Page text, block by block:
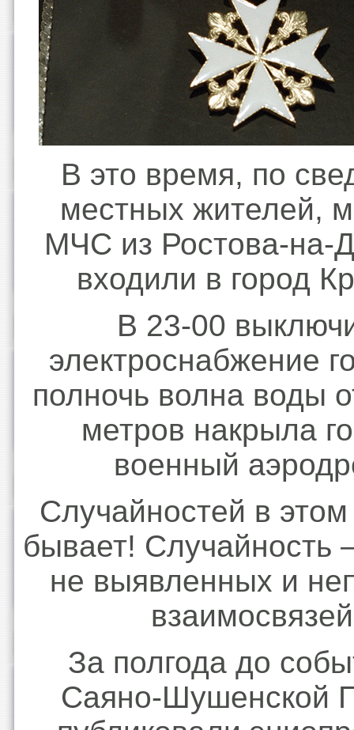
В это время, по
местных жителей,
МЧС из Ростова-на-
входили в город
В 23-00
электроснабжение
полночь волна воды
метров накрыла
военный
Случайностей в
бывает! Случайность
не выявленных и
За полгода до
Саяно-Шушенской